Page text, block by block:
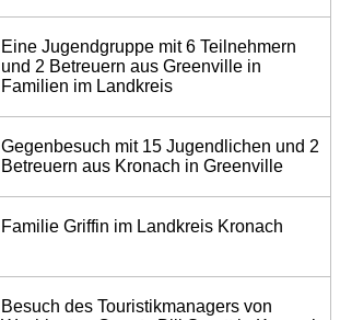
Eine Jugendgruppe mit 6 Teilnehmern
und 2 Betreuern aus Greenville in
Familien im Landkreis
Gegenbesuch mit 15 Jugendlichen und 2
Betreuern aus Kronach in Greenville
Familie Griffin im Landkreis Kronach
Besuch des Touristikmanagers von